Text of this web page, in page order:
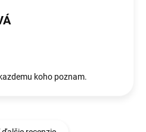
koho poznam.